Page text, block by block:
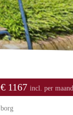
€ 1167 incl. per maand
borg